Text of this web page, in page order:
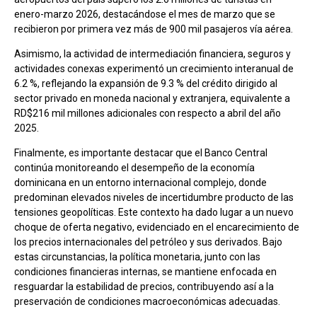
enero-marzo 2026, destacándose el mes de marzo que se
recibieron por primera vez más de 900 mil pasajeros vía aérea.
Asimismo, la actividad de intermediación financiera, seguros y
actividades conexas experimentó un crecimiento interanual de
6.2 %, reflejando la expansión de 9.3 % del crédito dirigido al
sector privado en moneda nacional y extranjera, equivalente a
RD$216 mil millones adicionales con respecto a abril del año
2025.
Finalmente, es importante destacar que el Banco Central
continúa monitoreando el desempeño de la economía
dominicana en un entorno internacional complejo, donde
predominan elevados niveles de incertidumbre producto de las
tensiones geopolíticas. Este contexto ha dado lugar a un nuevo
choque de oferta negativo, evidenciado en el encarecimiento de
los precios internacionales del petróleo y sus derivados. Bajo
estas circunstancias, la política monetaria, junto con las
condiciones financieras internas, se mantiene enfocada en
resguardar la estabilidad de precios, contribuyendo así a la
preservación de condiciones macroeconómicas adecuadas.